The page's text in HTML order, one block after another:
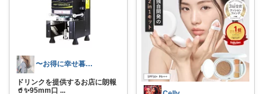
〜お得に幸せ暮らし〜
ドリンクを提供するお店に朗報
🥤✨95mm口 ...